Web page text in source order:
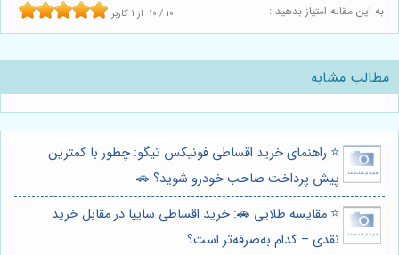
به این مقاله امتیاز بدهید : 10 / 10 از 1 کاربر
مطالب مشابه
⭐️ راهنمای خرید اقساطی فونیکس تیگو: چطور با کمترین
پیش پرداخت صاحب خودرو شوید؟ 🚗
⭐️ مقایسه طلایی 🚗: خرید اقساطی سایپا در مقابل خرید
نقدی – کدام به‌صرفه‌تر است؟